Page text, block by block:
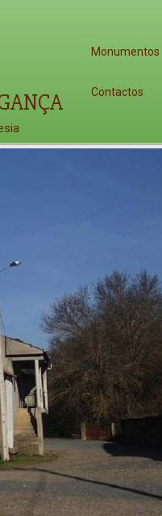
Monumentos
Contactos